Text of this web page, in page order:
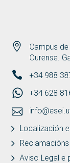
Campus
Ourense.
+34 988
+34 628
Localización
Aviso Legal e